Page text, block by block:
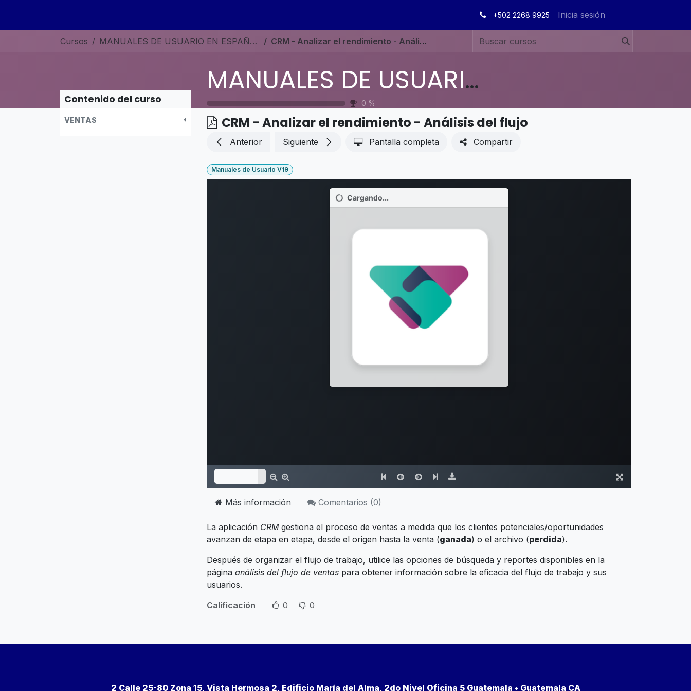
+502 2268 9925 Inicia sesión
Cursos MANUALES DE USUARIO EN ESPAÑOL ODOO 19 CRM - Analizar el rendimiento - Análisis del flujo
MANUALES DE USUARIO EN ESPAÑOL ODOO 19
0 %
Contenido del curso
VENTAS CRM - Analizar el rendimiento - Análisis del flujo
Anterior Siguiente Pantalla completa Compartir
Manuales de Usuario V19
Más información Comentarios (0)
La aplicación CRMgestiona el proceso de ventas a medida que los clientes potenciales/oportunidades
avanzan de etapa en etapa, desde el origen hasta la venta (ganada) o el archivo (perdida).
Después de organizar el flujo de trabajo, utilice las opciones de búsqueda y reportes disponibles en la
página análisis del flujo de ventas para obtener información sobre la eficacia del flujo de trabajo y sus
usuarios.
Calificación
0 0
2 Calle 25-80 Zona 15, Vista Hermosa 2, Edificio María del Alma, 2do Nivel Oficina 5 Guatemala • Guatemala CA